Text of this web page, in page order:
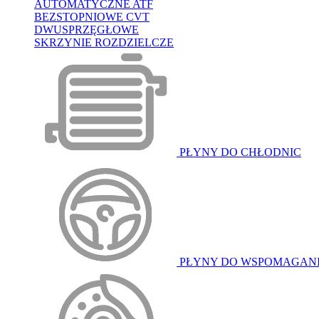
AUTOMATYCZNE ATF
BEZSTOPNIOWE CVT
DWUSPRZĘGŁOWE
SKRZYNIE ROZDZIELCZE
PŁYNY DO CHŁODNIC
PŁYNY DO